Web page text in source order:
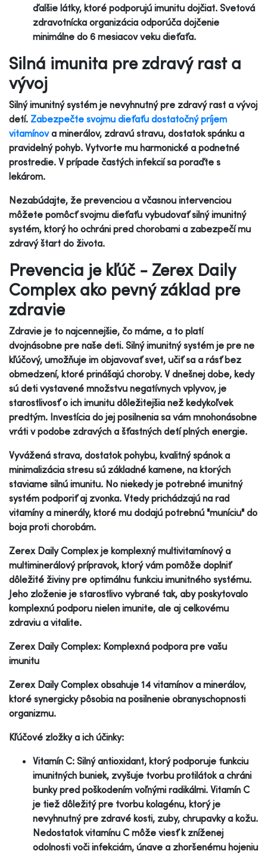
ďalšie látky, ktoré podporujú imunitu dojčiat. Svetová
zdravotnícka organizácia odporúča dojčenie
minimálne do 6 mesiacov veku dieťaťa.
Silná imunita pre zdravý rast a
vývoj
Silný imunitný systém je nevyhnutný pre zdravý rast a vývoj
detí. Zabezpečte svojmu dieťaťu dostatočný príjem
vitamínova minerálov, zdravú stravu, dostatok spánku a
pravidelný pohyb. Vytvorte mu harmonické a podnetné
prostredie. V prípade častých infekcií sa poraďte s
lekárom.
Nezabúdajte, že prevenciou a včasnou intervenciou
môžete pomôcť svojmu dieťaťu vybudovať silný imunitný
systém, ktorý ho ochráni pred chorobami a zabezpečí mu
zdravý štart do života.
Prevencia je kľúč - Zerex Daily
Complex ako pevný základ pre
zdravie
Zdravie je to najcennejšie, čo máme, a to platí
dvojnásobne pre naše deti. Silný imunitný systém je pre ne
kľúčový, umožňuje im objavovať svet, učiť sa a rásť bez
obmedzení, ktoré prinášajú choroby. V dnešnej dobe, kedy
sú deti vystavené množstvu negatívnych vplyvov, je
starostlivosť o ich imunitu dôležitejšia než kedykoľvek
predtým. Investícia do jej posilnenia sa vám mnohonásobne
vráti v podobe zdravých a šťastných detí plných energie.
Vyvážená strava, dostatok pohybu, kvalitný spánok a
minimalizácia stresu sú základné kamene, na ktorých
staviame silnú imunitu. No niekedy je potrebné imunitný
systém podporiť aj zvonka. Vtedy prichádzajú na rad
vitamíny a minerály, ktoré mu dodajú potrebnú "muníciu" do
boja proti chorobám.
Zerex Daily Complex je komplexný multivitamínový a
multiminerálový prípravok, ktorý vám pomôže doplniť
dôležité živiny pre optimálnu funkciu imunitného systému.
Jeho zloženie je starostlivo vybrané tak, aby poskytovalo
komplexnú podporu nielen imunite, ale aj celkovému
zdraviu a vitalite.
Zerex Daily Complex: Komplexná podpora pre vašu
imunitu
Zerex Daily Complex obsahuje 14 vitamínov a minerálov,
ktoré synergicky pôsobia na posilnenie obranyschopnosti
organizmu.
Kľúčové zložky a ich účinky:
Vitamín C: Silný antioxidant, ktorý podporuje funkciu
imunitných buniek, zvyšuje tvorbu protilátok a chráni
bunky pred poškodením voľnými radikálmi. Vitamín C
je tiež dôležitý pre tvorbu kolagénu, ktorý je
nevyhnutný pre zdravé kosti, zuby, chrupavky a kožu.
Nedostatok vitamínu C môže viesť k zníženej
odolnosti voči infekciám, únave a zhoršenému hojeniu